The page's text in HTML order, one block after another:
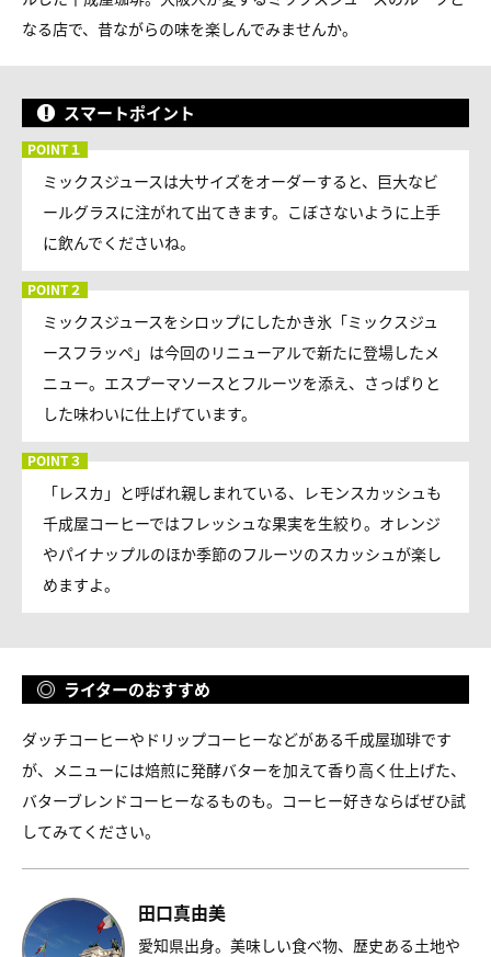
なる店で、昔ながらの味を楽しんでみませんか。
スマートポイント
ミックスジュースは大サイズをオーダーすると、巨大なビ
ールグラスに注がれて出てきます。こぼさないように上手
に飲んでくださいね。
ミックスジュースをシロップにしたかき氷「ミックスジュ
ースフラッペ」は今回のリニューアルで新たに登場したメ
ニュー。エスプーマソースとフルーツを添え、さっぱりと
した味わいに仕上げています。
「レスカ」と呼ばれ親しまれている、レモンスカッシュも
千成屋コーヒーではフレッシュな果実を生絞り。オレンジ
やパイナップルのほか季節のフルーツのスカッシュが楽し
めますよ。
ライターのおすすめ
ダッチコーヒーやドリップコーヒーなどがある千成屋珈琲です
が、メニューには焙煎に発酵バターを加えて香り高く仕上げた、
バターブレンドコーヒーなるものも。コーヒー好きならばぜひ試
してみてください。
田口真由美
愛知県出身。美味しい食べ物、歴史ある土地や